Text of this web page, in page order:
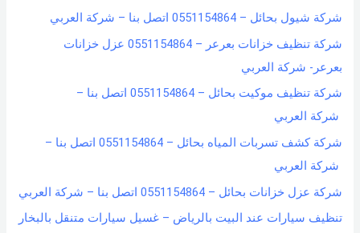
شركة شيول بحائل – 0551154864 اتصل بنا – شركة العربي
شركة تنظيف خزانات بعرعر – 0551154864 عزل خزانات
بعرعر- شركة العربي
شركة تنظيف موكيت بحائل – 0551154864 اتصل بنا –
شركة العربي
شركة كشف تسربات المياه بحائل – 0551154864 اتصل بنا –
شركة العربي
شركة عزل خزانات بحائل – 0551154864 اتصل بنا – شركة العربي
تنظيف سيارات عند البيت بالرياض – غسيل سيارات متنقل بالبخار